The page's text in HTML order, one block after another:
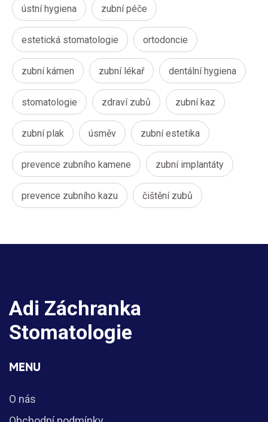
ústní hygiena zubní péče
estetická stomatologie ortodoncie
zubní kámen zubní lékař dentální hygiena
stomatologie zdraví zubů zubní kaz
zubní plak úsměv zubní estetika
prevence zubního kamene zubní implantáty
prevence zubního kazu čištění zubů
Adi Záchranka
Stomatologie
MENU
O nás